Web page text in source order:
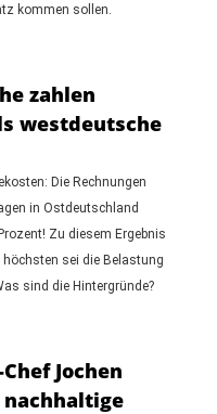
kommen sollen.
zahlen
westdeutsche
Die Rechnungen
in Ostdeutschland
Zu diesem Ergebnis
sei die Belastung
sind die Hintergründe?
Jochen
nachhaltige